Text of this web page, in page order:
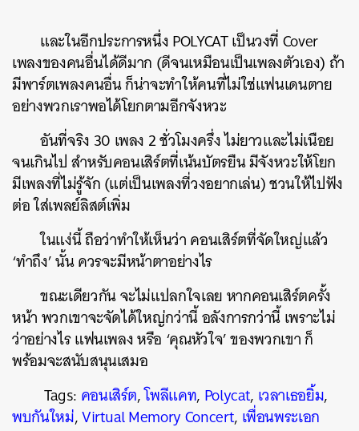
และในอีกประการหนึ่ง POLYCAT เป็นวงที่ Cover
เพลงของคนอื่นได้ดีมาก (ดีจนเหมือนเป็นเพลงตัวเอง) ถ้า
มีพาร์ตเพลงคนอื่น ก็น่าจะทำให้คนที่ไม่ใช่แฟนเดนตาย
อย่างพวกเราพอได้โยกตามอีกจังหวะ
อันที่จริง 30 เพลง 2 ชั่วโมงครึ่ง ไม่ยาวและไม่เนือย
จนเกินไป สำหรับคอนเสิร์ตที่เน้นบัตรยืน มีจังหวะให้โยก
มีเพลงที่ไม่รู้จัก (แต่เป็นเพลงที่วงอยากเล่น) ชวนให้ไปฟัง
ต่อ ใส่เพลย์ลิสต์เพิ่ม
ในแง่นี้ ถือว่าทำให้เห็นว่า คอนเสิร์ตที่จัดใหญ่แล้ว
‘ทำถึง’ นั้น ควรจะมีหน้าตาอย่างไร
ขณะเดียวกัน จะไม่แปลกใจเลย หากคอนเสิร์ตครั้ง
หน้า พวกเขาจะจัดได้ใหญ่กว่านี้ อลังการกว่านี้ เพราะไม่
ว่าอย่างไร แฟนเพลง หรือ ‘คุณหัวใจ’ ของพวกเขา ก็
พร้อมจะสนับสนุนเสมอ
Tags: คอนเสิร์ต,โพลีแคท, Polycat, เวลาเธอยิ้ม,
พบกันใหม่,Virtual Memory Concert, เพื่อนพระเอก